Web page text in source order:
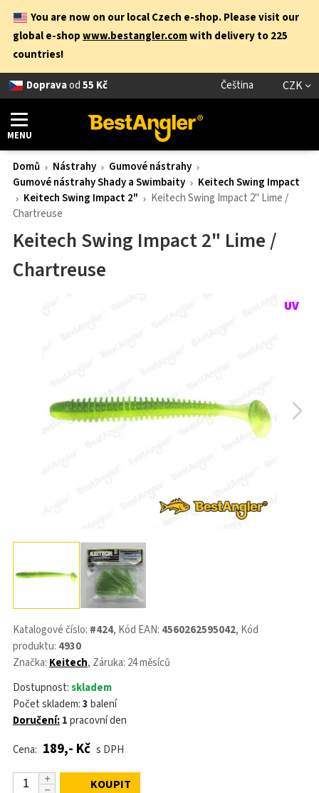
You are now on our local Czech e-shop. Please visit our
global e-shopwww.bestangler.comwith delivery to 225
countries!
Dopravaod55 Kč Čeština CZK
MENU
Domů Nástrahy
Gumové nástrahy
Gumové nástrahy Shady a Swimbaity
Keitech Swing Impact
Keitech Swing Impact 2"
Keitech Swing Impact 2" Lime /
Chartreuse
Keitech Swing Impact 2" Lime /
Chartreuse
Katalogové číslo: #424, Kód EAN: 4560262595042, Kód
produktu: 4930
Značka: Keitech, Záruka: 24 měsíců
Dostupnost:skladem
Počet skladem:3balení
Doručení:1pracovní den
Cena: 189,- Kč s DPH
KOUPIT